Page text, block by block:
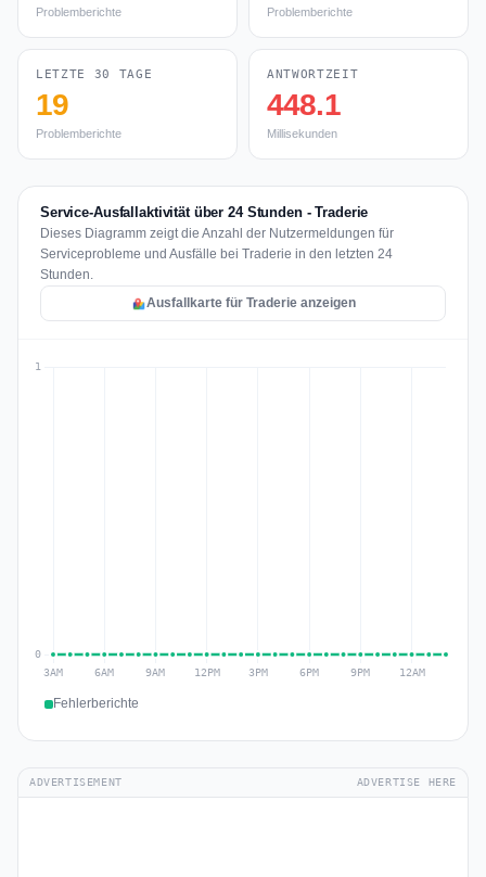
Problemberichte Problemberichte
LETZTE 30 TAGE
19
Problemberichte
ANTWORTZEIT
448.1
Millisekunden
Service-Ausfallaktivität über 24 Stunden - Traderie
Dieses Diagramm zeigt die Anzahl der Nutzermeldungen für
Serviceprobleme und Ausfälle bei Traderie in den letzten 24
Stunden.
Ausfallkarte für Traderie anzeigen
Fehlerberichte
ADVERTISEMENT ADVERTISE HERE